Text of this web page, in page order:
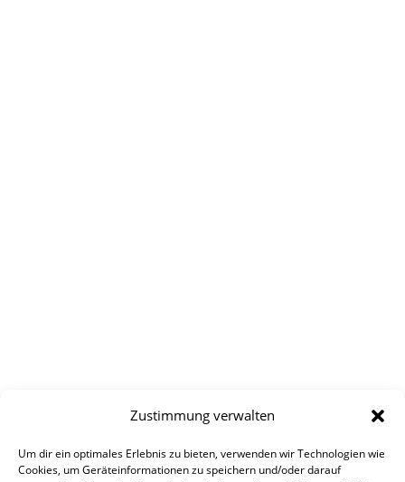
Zustimmung verwalten
Um dir ein optimales Erlebnis zu bieten, verwenden wir Technologien wie
Cookies, um Geräteinformationen zu speichern und/oder darauf